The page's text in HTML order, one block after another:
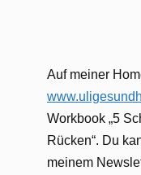
Auf meiner
Workbook „5
Rücken“. Du
meinem